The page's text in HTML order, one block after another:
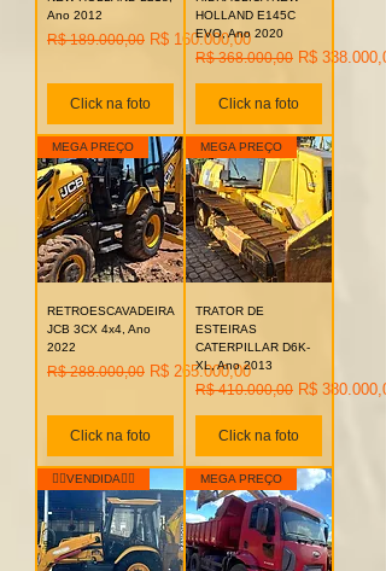
Ano 2012
Preço normal
R$ 189.000,00 Preço promocional
R$ 160.000,00
Click na foto
HOLLAND E145C
EVO, Ano 2020
Preço normal
R$ 368.000,00 Preço
R$
Click na foto
MEGA PREÇO
RETROESCAVADEIRA
JCB 3CX 4x4, Ano
2022
Preço normal
R$ 288.000,00 Preço promocional
R$ 265.000,00
Click na foto
MEGA PREÇO
TRATOR DE
ESTEIRAS
CATERPILLAR D6K-
XL, Ano 2013
Preço normal
R$ 410.000,00 Preço
R$
Click na foto
👉🏻VENDIDA👈🏻 MEGA PREÇO